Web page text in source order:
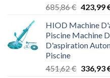
685,86€ 423,99
HIOD Machine
Piscine Machine
D'aspiration
Piscine
451,62€ 336,93